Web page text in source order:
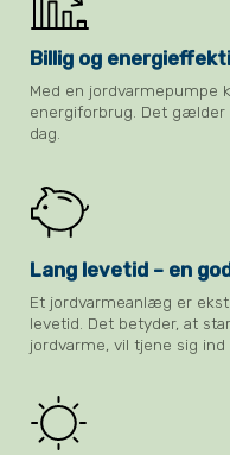
Billig og
Med en jordvarmepumpe
energiforbrug. Det
dag.
Lang levetid – en
Et jordvarmeanlæg er
levetid. Det betyder, at
jordvarme, vil tjene sig ind